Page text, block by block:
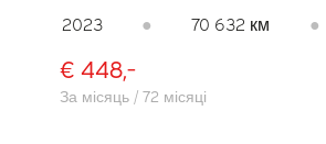
2023
● 70 632 км ●
€ 448,-
За місяць / 72 місяці